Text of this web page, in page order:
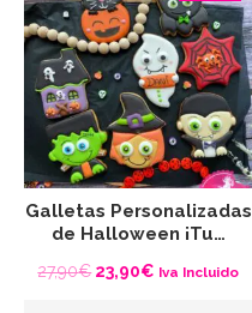
Galletas Personalizadas
de Halloween ¡Tu…
27,90€ El
23,90€ El
Iva Incluido